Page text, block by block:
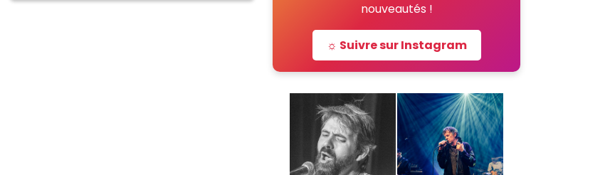
nouveautés !
☼ Suivre sur Instagram